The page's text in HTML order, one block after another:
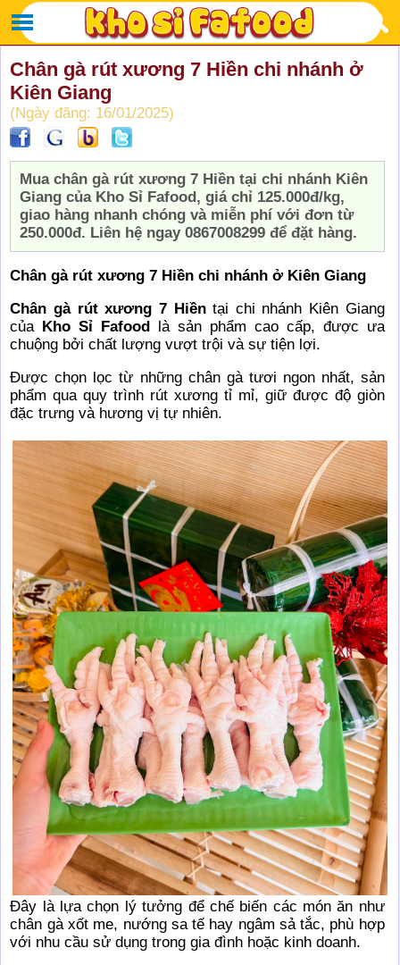
Chân gà rút xương 7 Hiền chi nhánh ở
Kiên Giang
(Ngày đăng: 16/01/2025)
Mua chân gà rút xương 7 Hiền tại chi nhánh Kiên
Giang của Kho Sỉ Fafood, giá chỉ 125.000đ/kg,
giao hàng nhanh chóng và miễn phí với đơn từ
250.000đ. Liên hệ ngay 0867008299 để đặt hàng.
Chân gà rút xương 7 Hiền chi nhánh ở Kiên Giang
Chân gà rút xương 7 Hiềntại chi nhánh Kiên Giang
của Kho Sỉ Fafood là sản phẩm cao cấp, được ưa
chuộng bởi chất lượng vượt trội và sự tiện lợi.
Được chọn lọc từ những chân gà tươi ngon nhất, sản
phẩm qua quy trình rút xương tỉ mỉ, giữ được độ giòn
đặc trưng và hương vị tự nhiên.
Đây là lựa chọn lý tưởng để chế biến các món ăn như
chân gà xốt me, nướng sa tế hay ngâm sả tắc, phù hợp
với nhu cầu sử dụng trong gia đình hoặc kinh doanh.